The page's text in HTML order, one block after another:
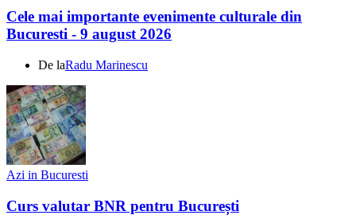
Cele mai importante evenimente culturale din
Bucuresti - 9 august 2026
De laRadu Marinescu
Azi in Bucuresti
Curs valutar BNR pentru București